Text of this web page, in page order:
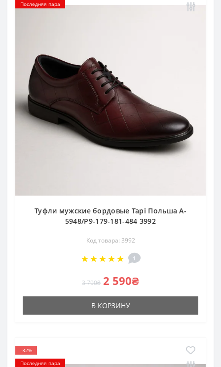
Последняя пара
Туфли мужские бордовые Tapi Польша A-
5948/P9-179-181-484 3992
Код товара: 3992
1
3 790₴ 2 590₴
В КОРЗИНУ
-32%
Последняя пара